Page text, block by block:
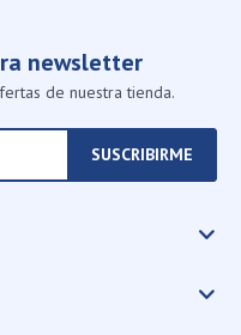
newsletter
de nuestra tienda.
SUSCRIBIRME